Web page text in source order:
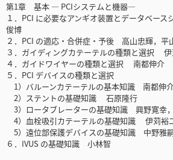
第1章 基本 ― PCIシステムと機器―
１．PCI に必要なアンギオ装置とデータベ
俊博
２．PCI の適応・合併症・予後 高山忠輝，
３．ガイディングカテーテルの種類と選択
４．ガイドワイヤーの種類と選択 南都伸介
５．PCI デバイスの種類と選択
1）バルーンカテーテルの基本知識 南都伸
2）ステントの基礎知識 石原隆行
3）ロータブレーターの基礎知識 興野寛
4）血栓吸引カテーテルの基礎知識 伊苅
5）遠位部保護デバイスの基礎知識 中野雅
６．IVUS の基礎知識 小林智